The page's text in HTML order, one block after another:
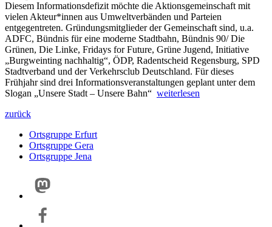
Diesem Informationsdefizit möchte die Aktionsgemeinschaft mit
vielen Akteur*innen aus Umweltverbänden und Parteien
entgegentreten. Gründungsmitglieder der Gemeinschaft sind, u.a.
ADFC, Bündnis für eine moderne Stadtbahn, Bündnis 90/ Die
Grünen, Die Linke, Fridays for Future, Grüne Jugend, Initiative
„Burgweinting nachhaltig“, ÖDP, Radentscheid Regensburg, SPD
Stadtverband und der Verkehrsclub Deutschland. Für dieses
Frühjahr sind drei Informationsveranstaltungen geplant unter dem
Slogan „Unsere Stadt – Unsere Bahn“ weiterlesen
zurück
Ortsgruppe Erfurt
Ortsgruppe Gera
Ortsgruppe Jena